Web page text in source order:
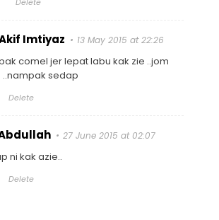
Imtiyaz 13 May 2015 at 22:26
comel jer lepat labu kak zie ..jom
sedap
Delete
27 June 2015 at 02:07
ni kak azie..
Delete